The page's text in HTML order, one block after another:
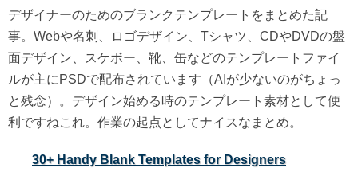
デザイナーのためのブランクテンプレートをまとめた記
事。Webや名刺、ロゴデザイン、Tシャツ、CDやDVDの盤
面デザイン、スケボー、靴、缶などのテンプレートファイ
ルが主にPSDで配布されています（AIが少ないのがちょっ
と残念）。デザイン始める時のテンプレート素材として便
利ですねこれ。作業の起点としてナイスなまとめ。
30+ Handy Blank Templates for Designers